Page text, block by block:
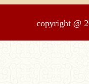
copyright @